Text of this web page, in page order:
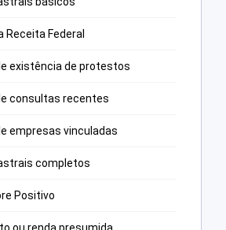
Receita Federal
existência de protestos
consultas recentes
empresas vinculadas
completos
Positivo